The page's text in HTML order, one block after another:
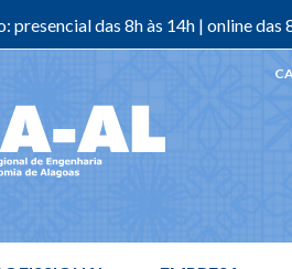
presencial das 8h às 14h | online das